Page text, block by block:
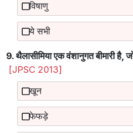
विषाणु
ये सभी
9. थैलासीमिया एक वंशानुगत बीमारी है,
[JPSC 2013]
खून
फेफड़े